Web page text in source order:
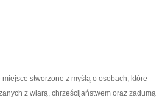
stworzone z myślą o osobach, które
z wiarą, chrześcijaństwem oraz zadumą